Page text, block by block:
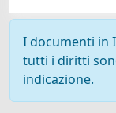
I documenti in
tutti i diritti
indicazione.